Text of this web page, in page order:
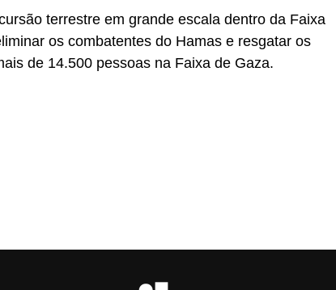
terrestre em grande escala dentro da Faixa
os combatentes do Hamas e resgatar os
de 14.500 pessoas na Faixa de Gaza.